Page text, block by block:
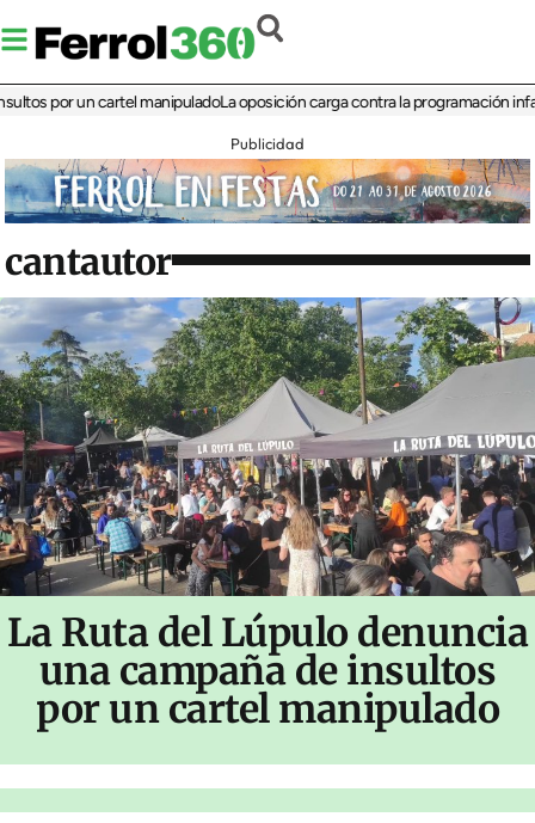
un cartel manipuladoLa oposición carga contra la programación infantil
Publicidad
cantautor
La Ruta del Lúpulo denuncia
una campaña de insultos
por un cartel manipulado